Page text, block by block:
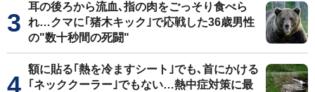
耳の後ろから流血､指の肉をごっそり食べら
れ…クマに｢猪木キック｣で応戦した36歳男性
の"数十秒間の死闘"
額に貼る｢熱を冷ますシート｣でも､首にかける
｢ネッククーラー｣でもない…熱中症対策に最